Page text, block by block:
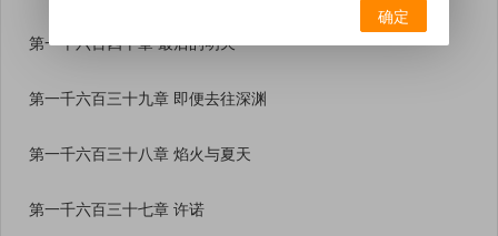
第一千六百四十章 最后的明天
第一千六百三十九章 即便去往深渊
第一千六百三十八章 焰火与夏天
第一千六百三十七章 许诺
确定